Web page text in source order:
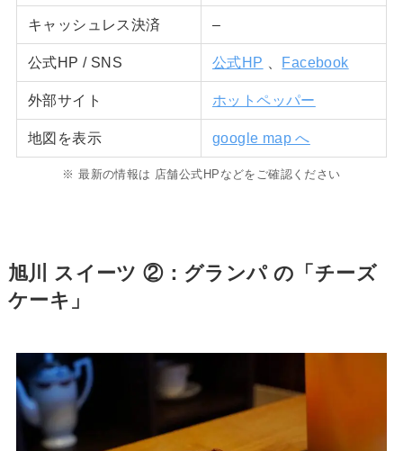
キャッシュレス決済 –
公式HP / SNS 公式HP Facebook
外部サイト ホットペッパー
地図を表示 google map へ
※ 最新の情報は 店舗公式HPなどをご確認ください
旭川 スイーツ ②：グランパ の「チーズ
ケーキ」